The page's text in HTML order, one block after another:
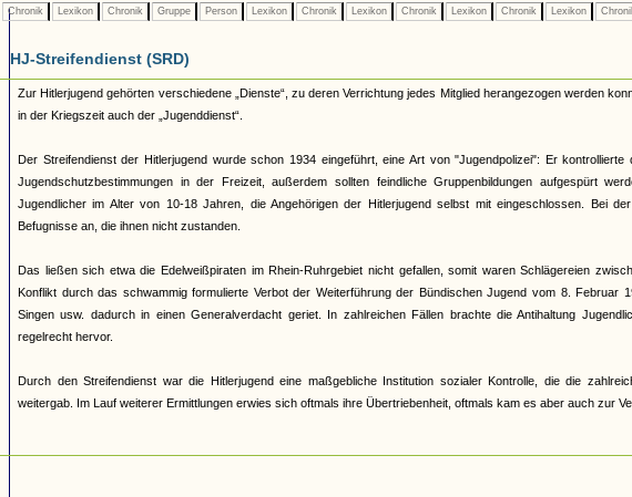
Chronik Lexikon Chronik Gruppe Person Lexikon Chronik Lexikon Chronik Lexikon Chronik Lexikon
HJ-Streifendienst (SRD)
Zur Hitlerjugend gehörten verschiedene „Dienste“, zu deren Verrichtung jedes Mitglied herangezogen werden
in der Kriegszeit auch der „Jugenddienst“.
Der Streifendienst der Hitlerjugend wurde schon 1934 eingeführt, eine Art von "Jugendpolizei": Er
Jugendschutzbestimmungen in der Freizeit, außerdem sollten feindliche Gruppenbildungen aufgespürt
Jugendlicher im Alter von 10-18 Jahren, die Angehörigen der Hitlerjugend selbst mit eingeschlossen. Bei
Befugnisse an, die ihnen nicht zustanden.
Das ließen sich etwa die Edelweißpiraten im Rhein-Ruhrgebiet nicht gefallen, somit waren Schlägereien
Konflikt durch das schwammig formulierte Verbot der Weiterführung der Bündischen Jugend vom 8. Februar
Singen usw. dadurch in einen Generalverdacht geriet. In zahlreichen Fällen brachte die Antihaltung
regelrecht hervor.
Durch den Streifendienst war die Hitlerjugend eine maßgebliche Institution sozialer Kontrolle, die die
weitergab. Im Lauf weiterer Ermittlungen erwies sich oftmals ihre Übertriebenheit, oftmals kam es aber auch zur